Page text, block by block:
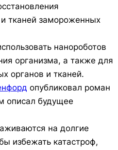
тканей замороженных
нанороботов
организма, а также для
органов и тканей.
опубликовал роман
описал будущее
на долгие
избежать катастроф,